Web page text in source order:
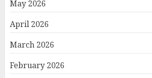
May 2026
April 2026
March 2026
February 2026